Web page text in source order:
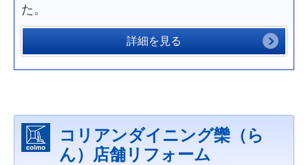
た。
詳細を見る
コリアンダイニング欒（ら
ん）店舗リフォーム